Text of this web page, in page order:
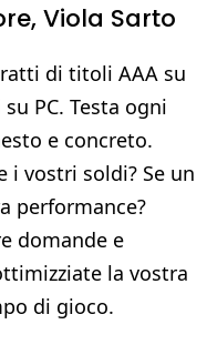
Viola Sarto
di titoli AAA su
PC. Testa ogni
e concreto.
i vostri soldi? Se un
performance?
domande e
la vostra
di gioco.